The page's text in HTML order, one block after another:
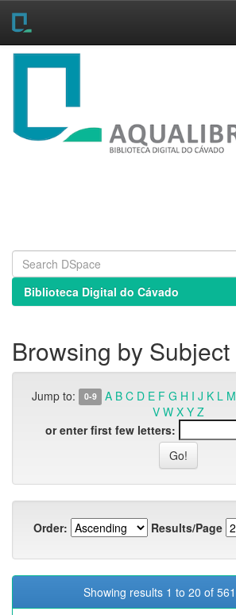
Skip
Biblioteca Digital do Cávado
Browsing by Subject
Jump to: 0-9 A B C D E F G H I J K L M
V W X Y Z
or enter first few letters:
Order: Results/Page
Showing results 1 to 20 of 561